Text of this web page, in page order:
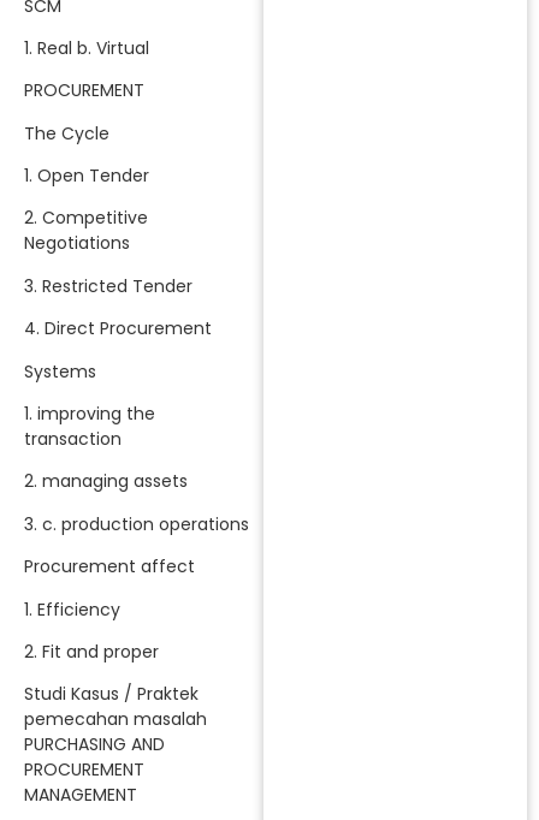
SCM
1. Real b. Virtual
PROCUREMENT
The Cycle
1. Open Tender
2. Competitive
Negotiations
3. Restricted Tender
4. Direct Procurement
Systems
1. improving the
transaction
2. managing assets
3. c. production operations
Procurement affect
1. Efficiency
2. Fit and proper
Studi Kasus / Praktek
pemecahan masalah
PURCHASING AND
PROCUREMENT
MANAGEMENT